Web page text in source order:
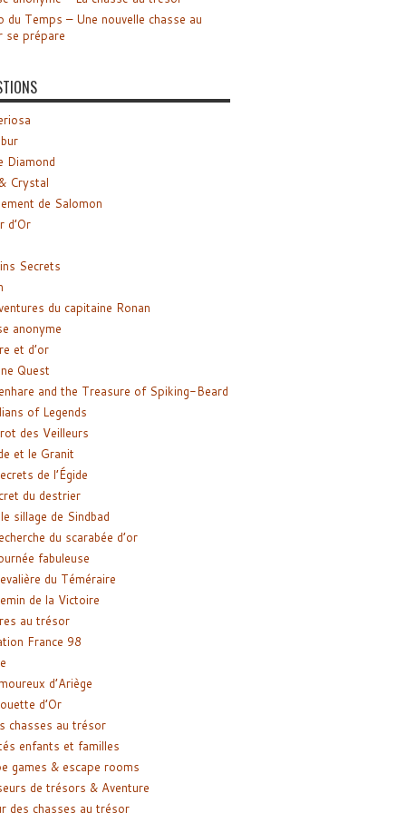
du Temps – Une nouvelle chasse au
se prépare
Diamond
Crystal
de Salomon
d’Or
Secrets
du capitaine Ronan
anonyme
et d’or
Quest
and the Treasure of Spiking-Beard
of Legends
des Veilleurs
et le Granit
de l’Égide
du destrier
sillage de Sindbad
du scarabée d’or
fabuleuse
du Téméraire
de la Victoire
au trésor
France 98
d’Ariège
d’Or
chasses au trésor
enfants et familles
games & escape rooms
de trésors & Aventure
des chasses au trésor